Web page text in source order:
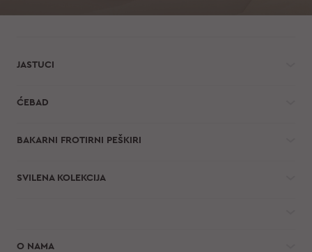
JASTUCI
ĆEBAD
BAKARNI FROTIRNI PEŠKIRI
SVILENA KOLEKCIJA
O NAMA